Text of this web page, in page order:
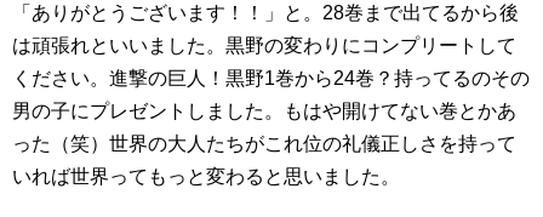
「ありがとうございます！！」と。28巻まで出てるから後
は頑張れといいました。黒野の変わりにコンプリートして
ください。進撃の巨人！黒野1巻から24巻？持ってるのその
男の子にプレゼントしました。もはや開けてない巻とかあ
った（笑）世界の大人たちがこれ位の礼儀正しさを持って
いれば世界ってもっと変わると思いました。